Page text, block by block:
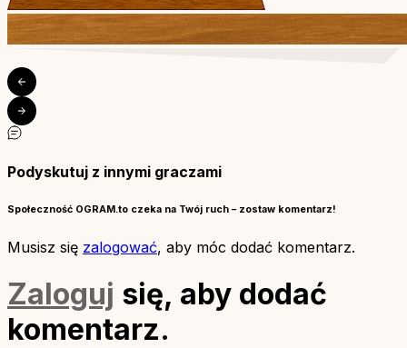
Podyskutuj z innymi graczami
Społeczność OGRAM.to czeka na Twój ruch – zostaw komentarz!
Musisz się zalogować, aby móc dodać komentarz.
Zaloguj się, aby dodać
komentarz.